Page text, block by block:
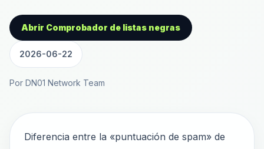
Abrir Comprobador de listas negras
2026-06-22
Por DN01 Network Team
Diferencia entre la «puntuación de spam» de